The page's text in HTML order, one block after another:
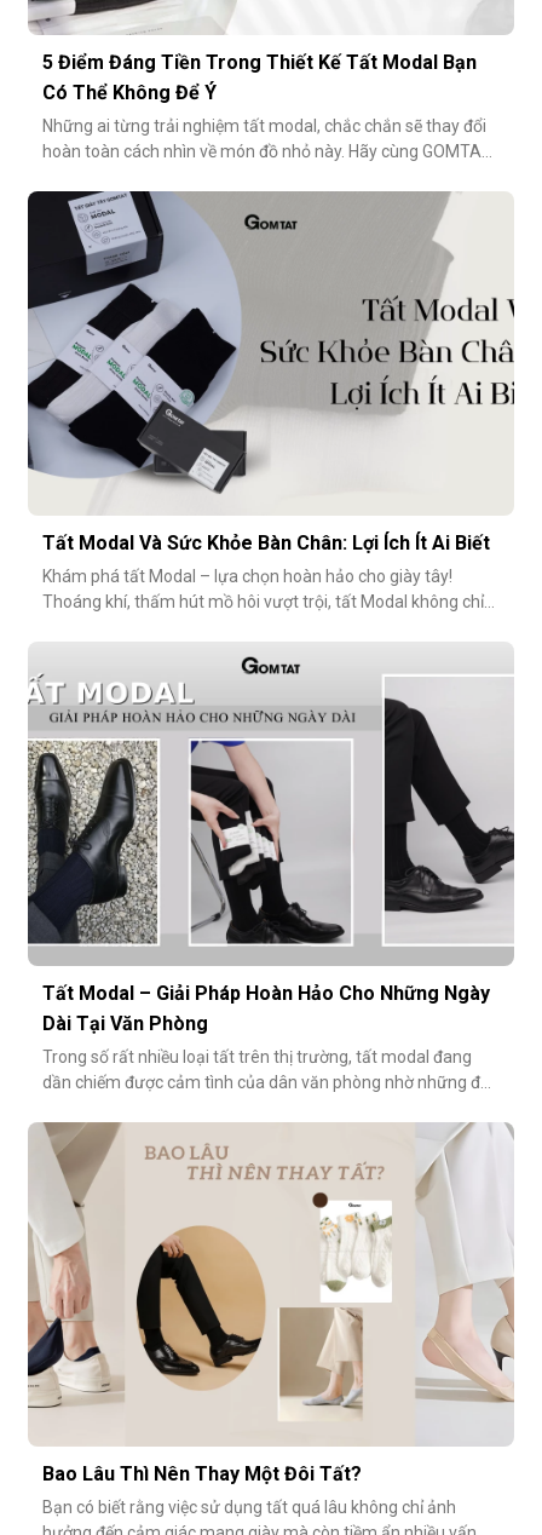
5 Điểm Đáng Tiền Trong Thiết Kế Tất Modal Bạn
Có Thể Không Để Ý
Những ai từng trải nghiệm tất modal, chắc chắn sẽ thay đổi
hoàn toàn cách nhìn về món đồ nhỏ này. Hãy cùng GOMTAT
modal cao cấp – những điều có thể bạn chưa từng để ý
nhưng lại ảnh hưởng rất nhiều đến trải nghiệm hằng
ngày.Chất liệu sợi modalĐiểm
Tất Modal Và Sức Khỏe Bàn Chân: Lợi Ích Ít Ai Biết
Khám phá tất Modal – lựa chọn hoàn hảo cho giày tây!
Thoáng khí, thấm hút mồ hôi vượt trội, tất Modal không chỉ
ngăn mùi hôi và bệnh da liễu. Hãy cùng khám phá lý do vì sao
tất Modal đang trở thành xu hướng không thể thiếu cho các
quý ông hiện đ
Tất Modal – Giải Pháp Hoàn Hảo Cho Những Ngày
Dài Tại Văn Phòng
Trong số rất nhiều loại tất trên thị trường, tất modal đang
dần chiếm được cảm tình của dân văn phòng nhờ những đặc
cùng khám phá vì sao tất modal lại được xem là lựa chọn lý
tưởng cho những ngày dài tại văn phòng.Khi đôi chân “lên
tiếng” s
Bao Lâu Thì Nên Thay Một Đôi Tất?
Bạn có biết rằng việc sử dụng tất quá lâu không chỉ ảnh